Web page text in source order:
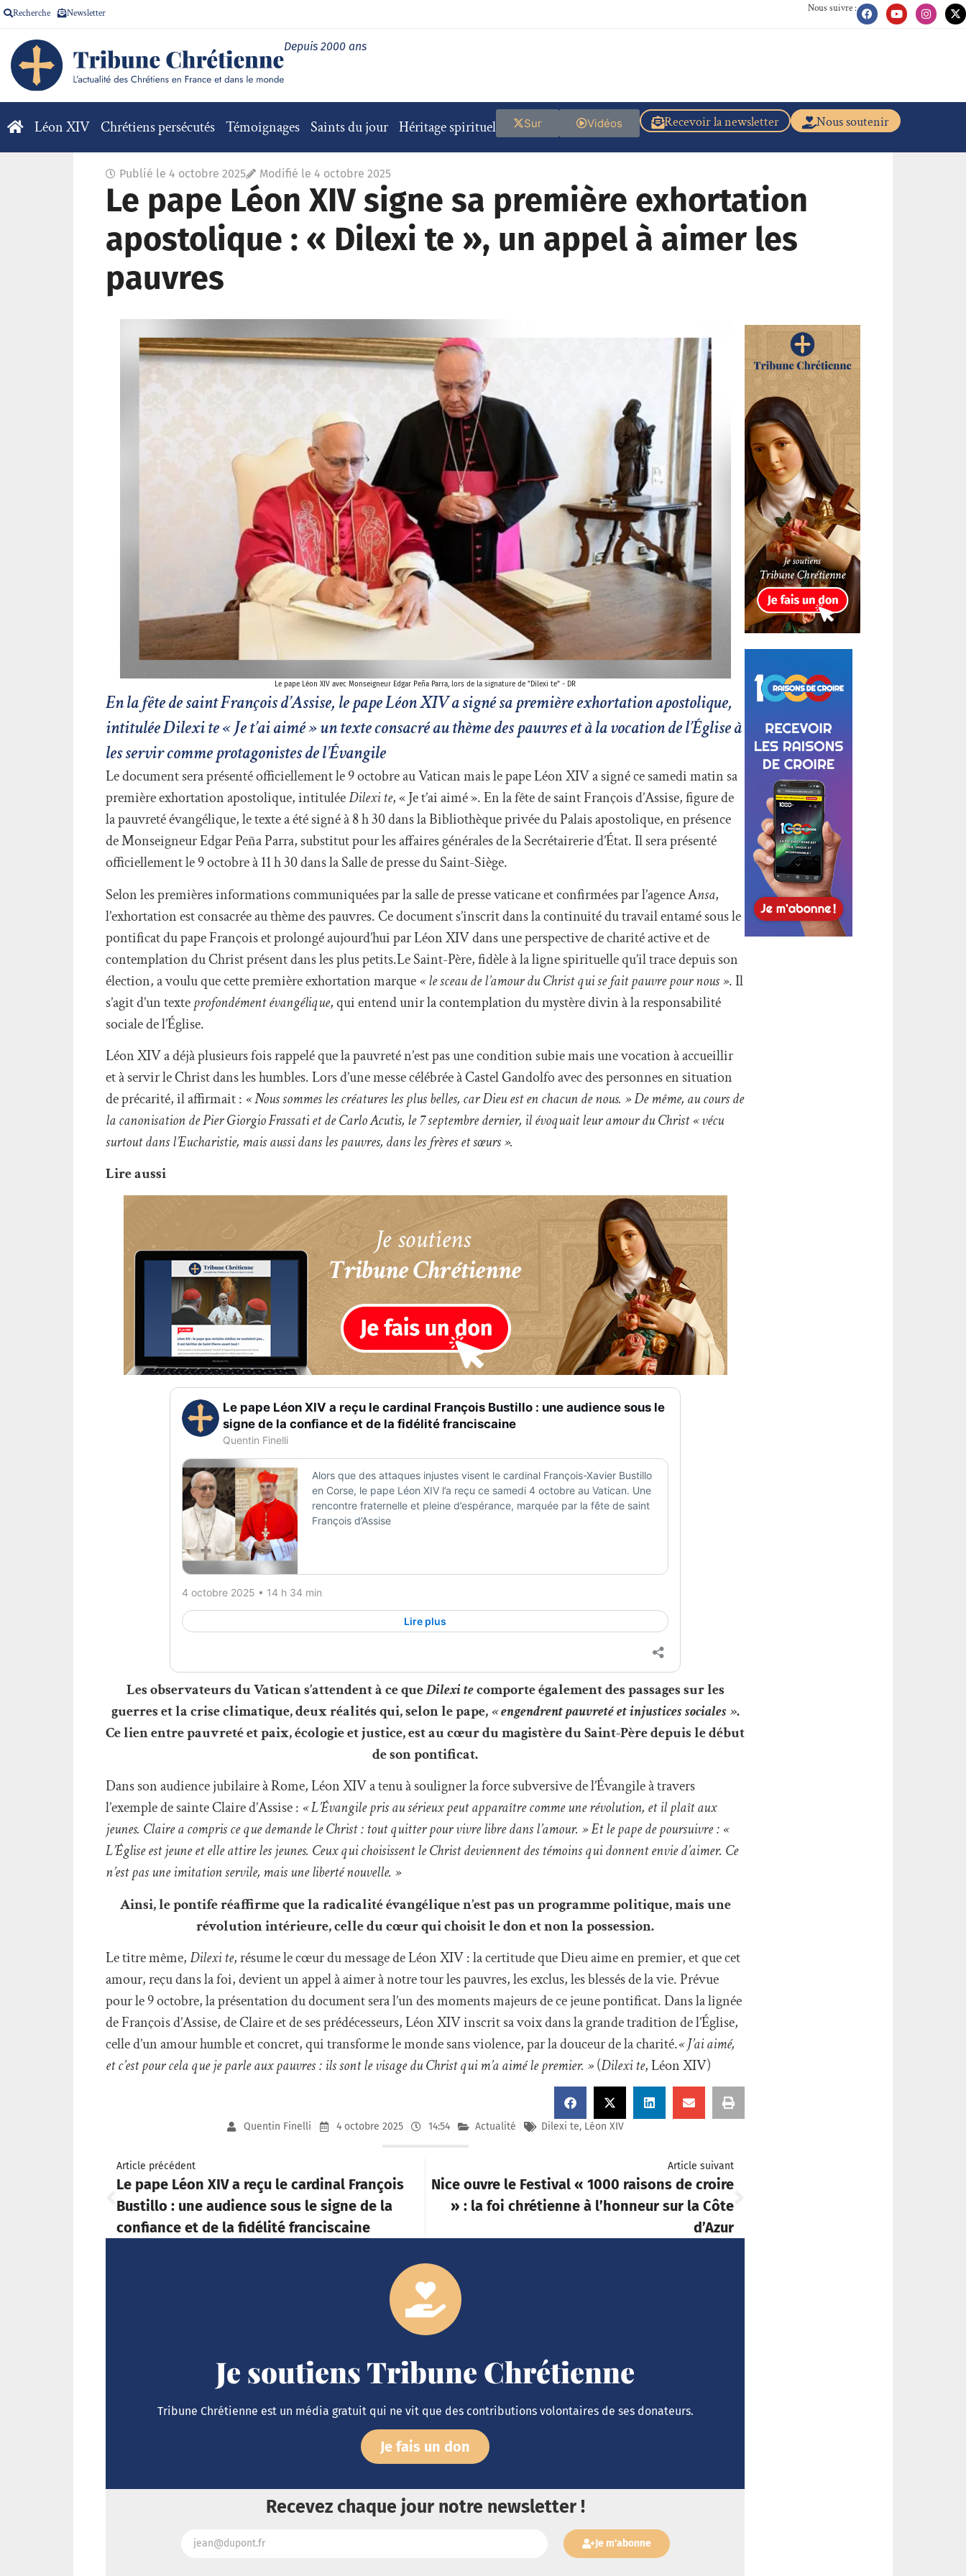
Recherche Newsletter Nous suivre :
Depuis 2000 ans
Léon XIV Chrétiens persécutés Témoignages Saints du jour Héritage spirituel Nous soutenir
Recevoir la newsletter
Vidéos
Sur
Publié le 4 octobre 2025 Modifié le 4 octobre 2025
Le pape Léon XIV signe sa première exhortation
apostolique : « Dilexi te », un appel à aimer les
pauvres
Le pape Léon XIV avec Monseigneur Edgar Peña Parra, lors de la signature de "Dilexi te" - DR
En la fête de saint François d’Assise, le pape Léon XIV a signé sa première exhortation apostolique,
intitulée Dilexi te « Je t’ai aimé » un texte consacré au thème des pauvres et à la vocation de l’Église à
les servir comme protagonistes de l’Évangile
Le document sera présenté officiellement le 9 octobre au Vatican mais le pape Léon XIV a signé ce samedi matin sa
première exhortation apostolique, intituléeDilexi te, « Je t’ai aimé ». En la fête de saint François d’Assise, figure de
la pauvreté évangélique, le texte a été signé à 8 h 30 dans la Bibliothèque privée du Palais apostolique, en présence
de Monseigneur Edgar Peña Parra, substitut pour les affaires générales de la Secrétairerie d’État. Il sera présenté
officiellement le 9 octobre à 11 h 30 dans la Salle de presse du Saint-Siège.
Selon les premières informations communiquées par la salle de presse vaticane et confirmées par l’agence Ansa,
l’exhortation est consacrée au thème des pauvres. Ce document s’inscrit dans la continuité du travail entamé sous le
pontificat du pape François et prolongé aujourd’hui par Léon XIV dans une perspective de charité active et de
contemplation du Christ présent dans les plus petits.Le Saint-Père, fidèle à la ligne spirituelle qu’il trace depuis son
élection, a voulu que cette première exhortation marque« le sceau de l’amour du Christ qui se fait pauvre pour nous ». Il
s’agit d’un texteprofondément évangélique, qui entend unir la contemplation du mystère divin à la responsabilité
sociale de l’Église.
Léon XIV a déjà plusieurs fois rappelé que la pauvreté n’est pas une condition subie mais une vocation à accueillir
et à servir le Christ dans les humbles. Lors d’une messe célébrée à Castel Gandolfo avec des personnes en situation
de précarité, il affirmait : « Nous sommes les créatures les plus belles, car Dieu est en chacun de nous. » De même, au cours de
la canonisation de Pier Giorgio Frassati et de Carlo Acutis, le 7 septembre dernier, il évoquait leur amour du Christ « vécu
surtout dans l’Eucharistie, mais aussi dans les pauvres, dans les frères et sœurs ».
Lire aussi
Les observateurs du Vatican s’attendent à ce queDilexi tecomporte également des passages sur les
guerres et la crise climatique, deux réalités qui, selon le pape,« engendrent pauvreté et injustices sociales ».
Ce lien entre pauvreté et paix, écologie et justice, est au cœur du magistère du Saint-Père depuis le début
de son pontificat.
Dans son audience jubilaire à Rome, Léon XIV a tenu à souligner la force subversive de l’Évangile à travers
l’exemple de sainte Claire d’Assise : « L’Évangile pris au sérieux peut apparaître comme une révolution, et il plaît aux
jeunes. Claire a compris ce que demande le Christ : tout quitter pour vivre libre dans l’amour. » Et le pape de poursuivre : «
L’Église est jeune et elle attire les jeunes. Ceux qui choisissent le Christ deviennent des témoins qui donnent envie d’aimer. Ce
n’est pas une imitation servile, mais une liberté nouvelle. »
Ainsi, le pontife réaffirme que la radicalité évangélique n’est pas un programme politique, mais une
révolution intérieure, celle du cœur qui choisit le don et non la possession.
Le titre même,Dilexi te, résume le cœur du message de Léon XIV : la certitude que Dieu aime en premier, et que cet
amour, reçu dans la foi, devient un appel à aimer à notre tour les pauvres, les exclus, les blessés de la vie. Prévue
pour le 9 octobre, la présentation du document sera l’un des moments majeurs de ce jeune pontificat. Dans la lignée
de François d’Assise, de Claire et de ses prédécesseurs, Léon XIV inscrit sa voix dans la grande tradition de l’Église,
celle d’un amour humble et concret, qui transforme le monde sans violence, par la douceur de la charité.« J’ai aimé,
et c’est pour cela que je parle aux pauvres : ils sont le visage du Christ qui m’a aimé le premier. »(Dilexi te, Léon XIV)
Quentin Finelli 4 octobre 2025 14:54 Actualité Dilexi te, Léon XIV
Article précédent
Le pape Léon XIV a reçu le cardinal François
Bustillo : une audience sous le signe de la
confiance et de la fidélité franciscaine
Article suivant
Nice ouvre le Festival « 1000 raisons de croire
» : la foi chrétienne à l’honneur sur la Côte
d’Azur
Je soutiens Tribune Chrétienne
Tribune Chrétienne est un média gratuit qui ne vit que des contributions volontaires de ses donateurs.
Je fais un don
Recevez chaque jour notre newsletter !
Je m'abonne